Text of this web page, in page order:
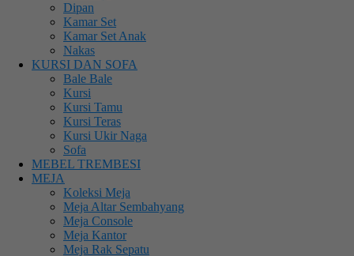
Dipan
Kamar Set
Kamar Set Anak
Nakas
KURSI DAN SOFA
Bale Bale
Kursi
Kursi Tamu
Kursi Teras
Kursi Ukir Naga
Sofa
MEBEL TREMBESI
MEJA
Koleksi Meja
Meja Altar Sembahyang
Meja Console
Meja Kantor
Meja Rak Sepatu